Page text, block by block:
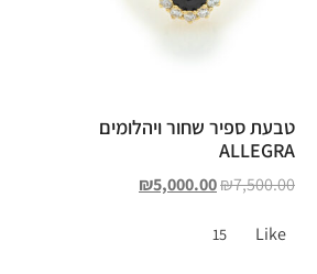
טבעת ספיר שחור ויהלומים
ALLEGRA
₪7,500.00
₪5,000.00
Like
15